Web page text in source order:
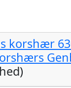
korshær